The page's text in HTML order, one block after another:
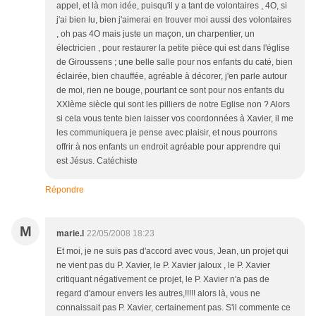
appel, et là mon idée, puisqu'il y a tant de volontaires , 4O, si
j'ai bien lu, bien j'aimerai en trouver moi aussi des volontaires
, oh pas 4O mais juste un maçon, un charpentier, un
électricien , pour restaurer la petite pièce qui est dans l'église
de Giroussens ; une belle salle pour nos enfants du caté, bien
éclairée, bien chauffée, agréable à décorer, j'en parle autour
de moi, rien ne bouge, pourtant ce sont pour nos enfants du
XXIème siècle qui sont les pilliers de notre Eglise non ? Alors
si cela vous tente bien laisser vos coordonnées à Xavier, il me
les communiquera je pense avec plaisir, et nous pourrons
offrir à nos enfants un endroit agréable pour apprendre qui
est Jésus. Catéchiste
Répondre
M marie.l 22/05/2008 18:23
Et moi, je ne suis pas d'accord avec vous, Jean, un projet qui
ne vient pas du P. Xavier, le P. Xavier jaloux , le P. Xavier
critiquant négativement ce projet, le P. Xavier n'a pas de
regard d'amour envers les autres,!!!!! alors là, vous ne
connaissait pas P. Xavier, certainement pas. S'il commente ce